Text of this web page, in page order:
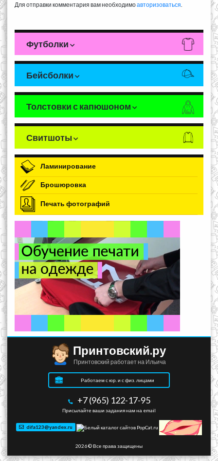
Для отправки комментария вам необходимоавторизоваться
Футболки
Бейсболки
Толстовки с капюшоном
Свитшоты
Ламинирование
Брошюровка
Печать фотографий
Принтовский.ру
Принтовский работает на Ильича
Работаем с юр. и с физ. лицами
+7 (965) 122-17-95
Присылайте ваши задания нам на email
difa123@yandex.ru
2026 © Все права защищены